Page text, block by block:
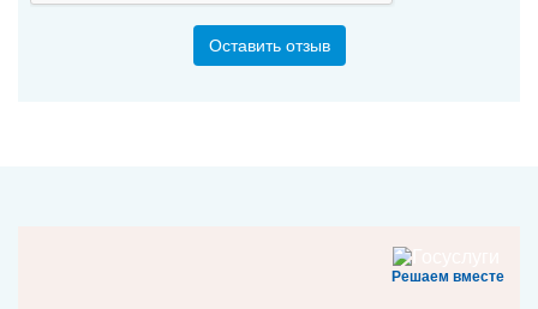
Оставить отзыв
Решаем вместе